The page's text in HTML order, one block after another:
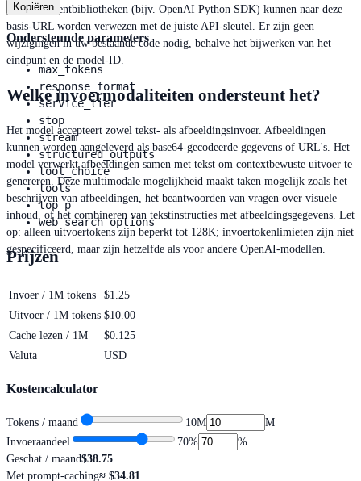
OpenAI-clientbibliotheken (bijv. OpenAI Python SDK) kunnen naar deze
basis-URL worden verwezen met de juiste API-sleutel. Er zijn geen
wijzigingen in uw bestaande code nodig, behalve het bijwerken van het
eindpunt en de model-ID.
Welke invoermodaliteiten ondersteunt het?
Het model accepteert zowel tekst- als afbeeldingsinvoer. Afbeeldingen
kunnen worden aangeleverd als base64-gecodeerde gegevens of URL's. Het
model verwerkt afbeeldingen samen met tekst om contextbewuste uitvoer te
genereren. Deze multimodale mogelijkheid maakt taken mogelijk zoals het
beschrijven van afbeeldingen, het beantwoorden van vragen over visuele
inhoud, of het combineren van tekstinstructies met afbeeldingsgegevens. Let
op: alleen uitvoertokens zijn beperkt tot 128K; invoertokenlimieten zijn niet
gespecificeerd, maar zijn hetzelfde als voor andere OpenAI-modellen.
Kopiëren
Ondersteunde parameters
max_tokens
response_format
service_tier
stop
stream
structured_outputs
tool_choice
tools
top_p
web_search_options
Prijzen
Invoer / 1M tokens
$1.25
Uitvoer / 1M tokens $10.00
Cache lezen / 1M
$0.125
Valuta
USD
Kostencalculator
Tokens / maand 10M
M
Invoeraandeel
70%
%
Geschat / maand$38.75
Met prompt-caching≈ $34.81